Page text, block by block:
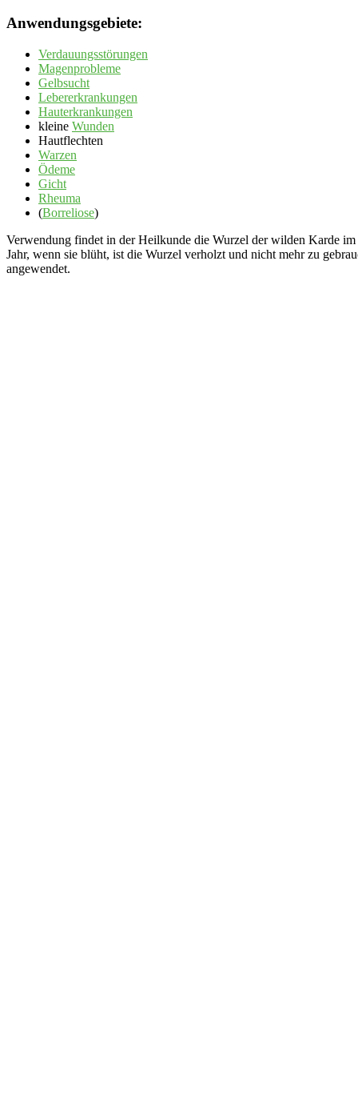
Anwendungsgebiete:
Verdauungsstörungen
Magenprobleme
Gelbsucht
Lebererkrankungen
Hauterkrankungen
kleine Wunden
Hautflechten
Warzen
Ödeme
Gicht
Rheuma
(Borreliose)
Verwendung findet in der Heilkunde die Wurzel der wilden Karde im
Jahr, wenn sie blüht, ist die Wurzel verholzt und nicht mehr zu
angewendet.